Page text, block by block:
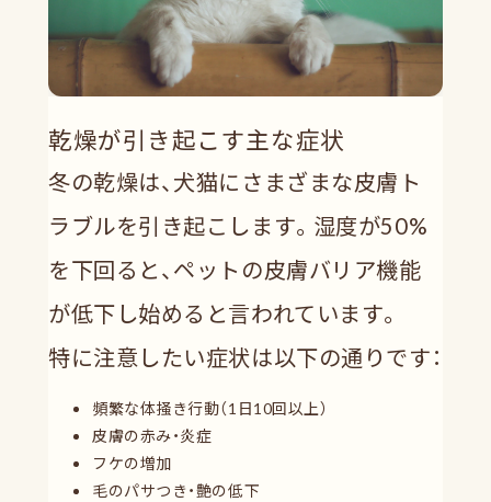
乾燥が引き起こす主な症状
冬の乾燥は、犬猫にさまざまな皮膚ト
ラブルを引き起こします。湿度が50%
を下回ると、ペットの皮膚バリア機能
が低下し始めると言われています。
特に注意したい症状は以下の通りです：
頻繁な体掻き行動（1日10回以上）
皮膚の赤み・炎症
フケの増加
毛のパサつき・艶の低下